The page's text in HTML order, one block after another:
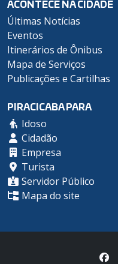
ACONTECE NA CIDADE
Últimas Notícias
Eventos
Itinerários de Ônibus
Mapa de Serviços
Publicações e Cartilhas
PIRACICABA PARA
Idoso
Cidadão
Empresa
Turista
Servidor Público
Mapa do site